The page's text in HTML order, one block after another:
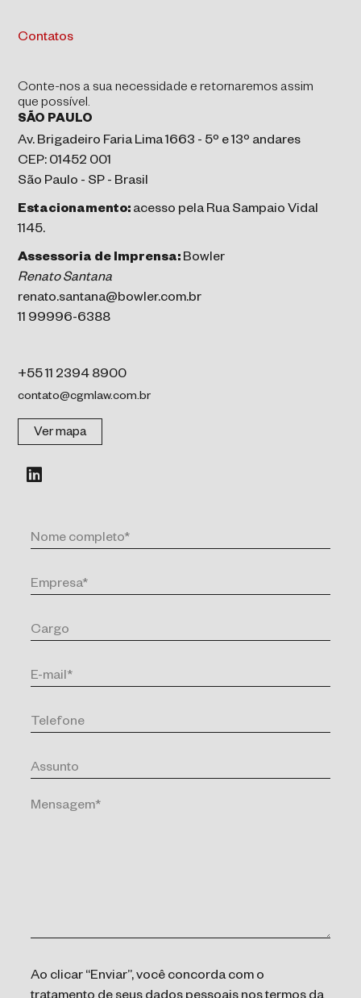
Contatos
Conte-nos a sua necessidade e retornaremos assim
que possível.
SÃO PAULO
Av. Brigadeiro Faria Lima 1663 - 5º e 13º andares
CEP: 01452 001
São Paulo - SP - Brasil
Estacionamento: acesso pela Rua Sampaio Vidal
1145.
Assessoria de Imprensa: Bowler
Renato Santana
renato.santana@bowler.com.br
11 99996-6388
+55 11 2394 8900
contato@cgmlaw.com.br
Ver mapa
Ao clicar “Enviar”, você concorda com o